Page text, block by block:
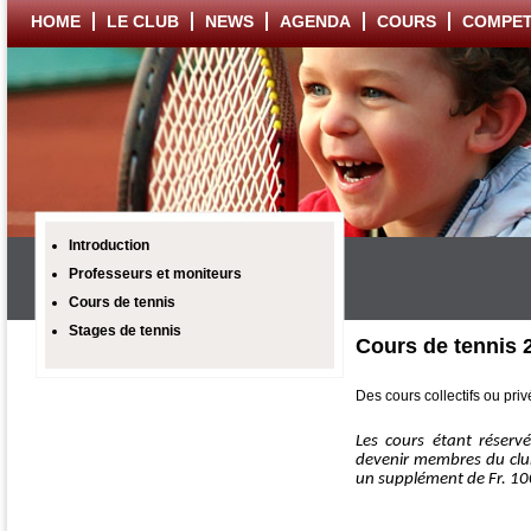
HOME LE CLUB NEWS AGENDA COURS
Introduction
Professeurs et moniteurs
Cours de tennis
Stages de tennis
Cours de tennis
Des cours collectifs ou
Les cours étant
devenir membres du
un supplément de Fr.